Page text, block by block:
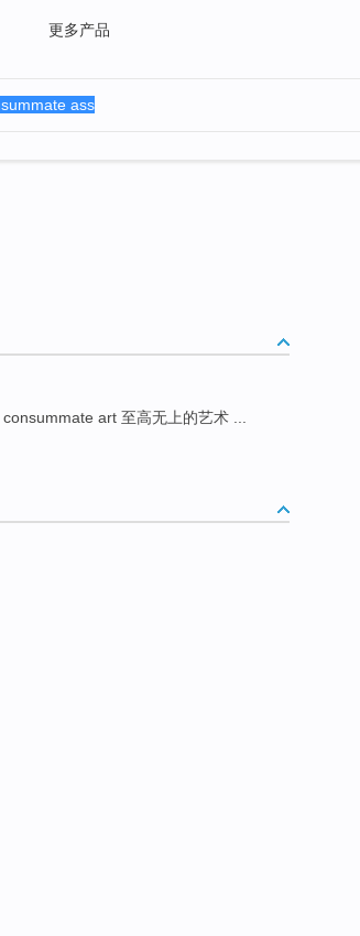
更多产品
consummate art 至高无上的艺术 ...